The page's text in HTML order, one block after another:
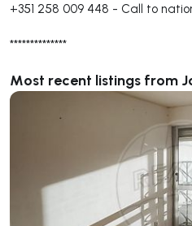
+351 258 009 448 - Call to
**************
Most recent listings from